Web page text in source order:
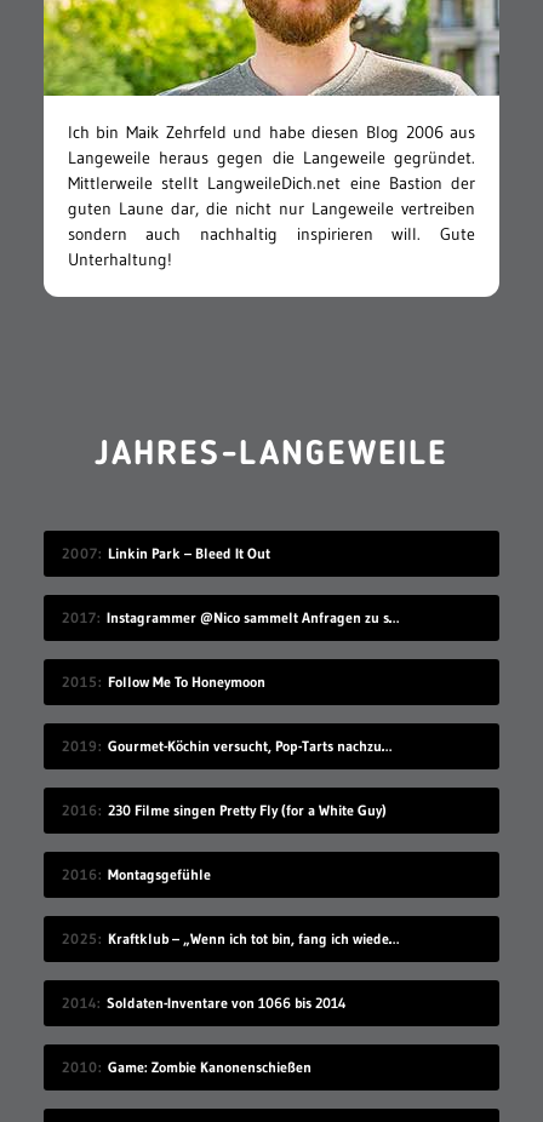
Ich bin Maik Zehrfeld und habe diesen Blog 2006 aus
Langeweile heraus gegen die Langeweile gegründet.
Mittlerweile stellt LangweileDich.net eine Bastion der
guten Laune dar, die nicht nur Langeweile vertreiben
sondern auch nachhaltig inspirieren will. Gute
Unterhaltung!
JAHRES-LANGEWEILE
2007 Linkin Park – Bleed It Out
2017 Instagrammer @Nico sammelt Anfragen zu seinem Benutzernamen
2015 Follow Me To Honeymoon
2019 Gourmet-Köchin versucht, Pop-Tarts nachzumachen
2016 230 Filme singen Pretty Fly (for a White Guy)
2016 Montagsgefühle
2025 Kraftklub – „Wenn ich tot bin, fang ich wieder an“
2014 Soldaten-Inventare von 1066 bis 2014
2010 Game: Zombie Kanonenschießen